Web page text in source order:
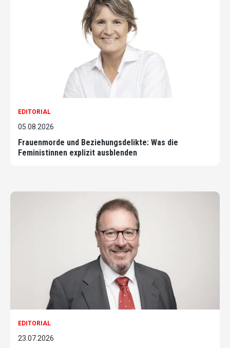
EDITORIAL
05.08.2026
Frauenmorde und Beziehungsdelikte: Was die
Feministinnen explizit ausblenden
EDITORIAL
23.07.2026